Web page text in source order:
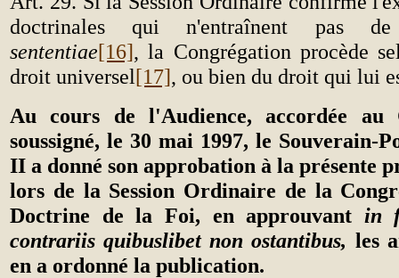
doctrinales qui n'entraînent pas
sententiae[16], la Congrégation procède
droit universel[17], ou bien du droit qui lui
Au cours de l'Audience, accordée au
soussigné, le 30 mai 1997, le Souverain-
II a donné son approbation à la présente
lors de la Session Ordinaire de la
Doctrine de la Foi, en approuvant in
contrariis quibuslibet non ostantibus, les
en a ordonné la publication.